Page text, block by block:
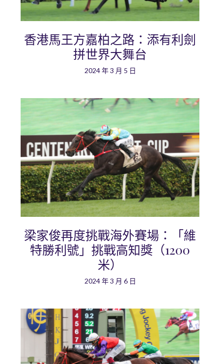
香港馬王方嘉柏之路：添有利劍
拼世界大舞台
2024 年 3 月 5 日
梁家俊再度挑戰海外賽場：「維
特勝利號」挑戰高知獎（1200
米）
2024 年 3 月 6 日